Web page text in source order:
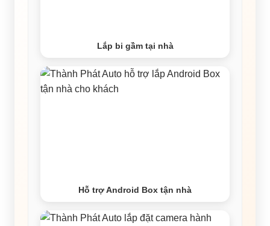
Lắp bi gầm tại nhà
Hỗ trợ Android Box tận nhà